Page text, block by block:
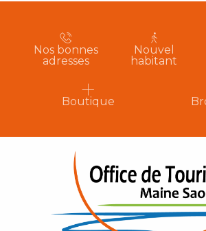
Nos bonnes
adresses
Nouvel
habitant
Boutique